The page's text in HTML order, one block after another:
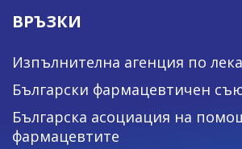
ВРЪЗКИ
Изпълнителна агенция по
Български фармацевтичен
Българска асоциация на
фармацевтите